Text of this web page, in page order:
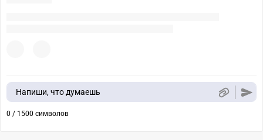
Напиши, что думаешь
0 / 1500 символов